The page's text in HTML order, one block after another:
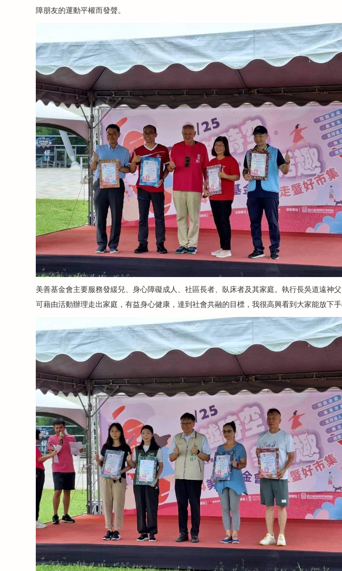
障朋友的運動平權而發聲。
美善基金會主要服務發緩兒、身心障礙成人、社區長者、臥床者及其家庭。執行長吳道遠
可藉由活動辦理走出家庭，有益身心健康，達到社會共融的目標，我很高興看到大家能放下手